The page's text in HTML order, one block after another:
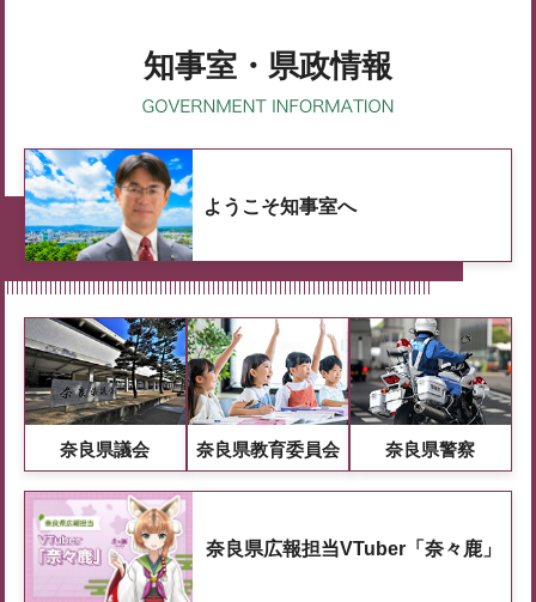
知事室・県政情報
ようこそ知事室へ
奈良県議会 奈良県教育委員会 奈良県警察
奈良県広報担当VTuber「奈々鹿」